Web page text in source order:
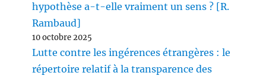
hypothèse a-t-elle vraiment un sens ? [R.
Rambaud]
10 octobre 2025
Lutte contre les ingérences étrangères : le
répertoire relatif à la transparence des